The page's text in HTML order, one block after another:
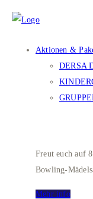
Aktionen &
DERSA
Freut euch auf
Bowling-
Mehr info